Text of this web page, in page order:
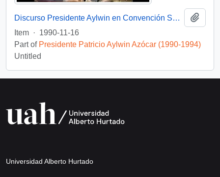
Discurso Presidente Aylwin en Convención Santiago: Video
Item · 1990-11-16
Part of Presidente Patricio Aylwin Azócar (1990-1994)
Untitled
Universidad Alberto Hurtado